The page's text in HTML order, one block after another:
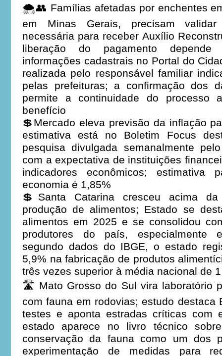
🌨️👥 Famílias afetadas por enchentes
em Minas Gerais, precisam
necessária para receber Auxílio
liberação do pagamento
informações cadastrais no Portal do
realizada pelo responsável familiar
pelas prefeituras; a confirmação dos
permite a continuidade do processo
benefício
💲Mercado eleva previsão da inflação
estimativa está no Boletim Focus
pesquisa divulgada semanalmente
com a expectativa de instituições
indicadores econômicos; estimativa
economia é 1,85%
💲Santa Catarina cresceu acima
produção de alimentos; Estado se
alimentos em 2025 e se consolidou
produtores do país, especialmente
segundo dados do IBGE, o estado
5,9% na fabricação de produtos
três vezes superior à média nacional de
🛣️ Mato Grosso do Sul vira laboratório
com fauna em rodovias; estudo destaca
testes e aponta estradas críticas com
estado aparece no livro técnico
conservação da fauna como um dos
experimentação de medidas para